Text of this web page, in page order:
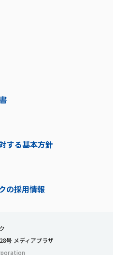
する基本方針
の採用情報
号 メディアプラザ